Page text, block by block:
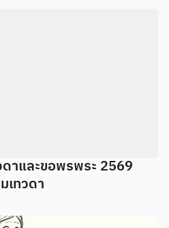
าและขอพรพระ 2569
เทวดา